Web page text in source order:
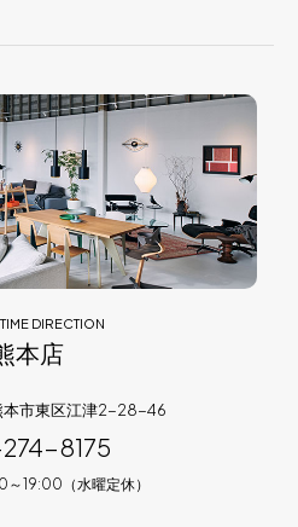
DIRECTION
本店
市東区江津2-28-46
8175
19:00（水曜定休）